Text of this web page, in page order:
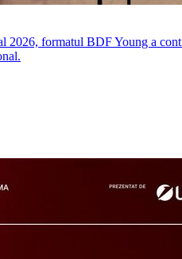
2026, formatul BDF Young a